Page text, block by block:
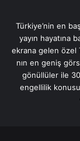
Türkiye’nin en
yayın hayatına
ekrana gelen özel
nın en geniş
gönüllüler ile
engellilik